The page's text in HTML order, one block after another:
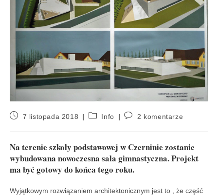
7 listopada 2018 Info 2 komentarze
Na terenie szkoły podstawowej w Czerninie zostanie
wybudowana nowoczesna sala gimnastyczna. Projekt
ma być gotowy do końca tego roku.
Wyjątkowym rozwiązaniem architektonicznym jest to , że część